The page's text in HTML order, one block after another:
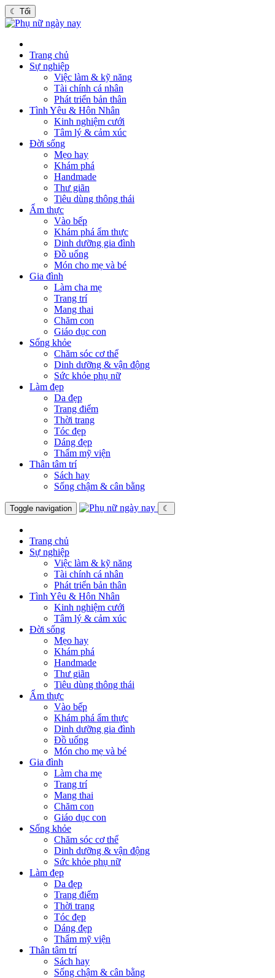
☾ Tối
Trang chủ
Sự nghiệp
Việc làm & kỹ năng
Tài chính cá nhân
Phát triển bản thân
Tình Yêu & Hôn Nhân
Kinh nghiệm cưới
Tâm lý & cảm xúc
Đời sống
Mẹo hay
Khám phá
Handmade
Thư giãn
Tiêu dùng thông thái
Ẩm thực
Vào bếp
Khám phá ẩm thực
Dinh dưỡng gia đình
Đồ uống
Món cho mẹ và bé
Gia đình
Làm cha mẹ
Trang trí
Mang thai
Chăm con
Giáo dục con
Sống khỏe
Chăm sóc cơ thể
Dinh dưỡng & vận động
Sức khỏe phụ nữ
Làm đẹp
Da đẹp
Trang điểm
Thời trang
Tóc đẹp
Dáng đẹp
Thẩm mỹ viện
Thân tâm trí
Sách hay
Sống chậm & cân bằng
Toggle navigation ☾
Trang chủ
Sự nghiệp
Việc làm & kỹ năng
Tài chính cá nhân
Phát triển bản thân
Tình Yêu & Hôn Nhân
Kinh nghiệm cưới
Tâm lý & cảm xúc
Đời sống
Mẹo hay
Khám phá
Handmade
Thư giãn
Tiêu dùng thông thái
Ẩm thực
Vào bếp
Khám phá ẩm thực
Dinh dưỡng gia đình
Đồ uống
Món cho mẹ và bé
Gia đình
Làm cha mẹ
Trang trí
Mang thai
Chăm con
Giáo dục con
Sống khỏe
Chăm sóc cơ thể
Dinh dưỡng & vận động
Sức khỏe phụ nữ
Làm đẹp
Da đẹp
Trang điểm
Thời trang
Tóc đẹp
Dáng đẹp
Thẩm mỹ viện
Thân tâm trí
Sách hay
Sống chậm & cân bằng